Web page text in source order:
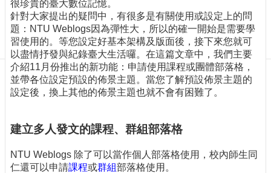
覽
最
新
消
息
關
們
出
版
很珍貴的臺大數位記憶。
針對大家提出的疑問中，有很多是有關使用或設定上的問
題：NTU Weblogs因為彈性大，所以的確一開始是需要學
習使用的。等您設定好基本架構及版面後，接下來您就可
以盡情抒發與紀錄臺大生活囉。在這篇文章中，我們主要
介紹11月份推出的新功能：申請使用課程或團體部落格，
並帶各位設定預設的佈景主題。當您了解預設佈景主題的
設定後，換上其他的佈景主題也就不會有困難了。
建立多人發文的課程、群組部落格
NTU Weblogs 除了可以當作個人部落格使用，校內師生同
仁還可以申請課程或群組部落格使用。